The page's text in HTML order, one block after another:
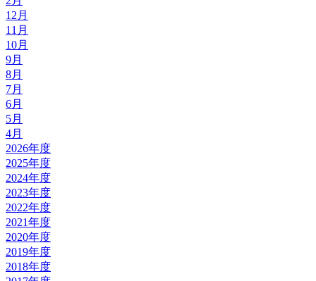
12月
11月
10月
9月
8月
7月
6月
5月
4月
2026年度
2025年度
2024年度
2023年度
2022年度
2021年度
2020年度
2019年度
2018年度